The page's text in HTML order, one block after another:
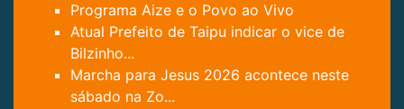
Programa Aize e o Povo ao Vivo
Atual Prefeito de Taipu indicar o vice de
Bilzinho...
Marcha para Jesus 2026 acontece neste
sábado na Zo...